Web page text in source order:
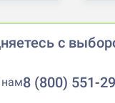
с
нам8 (800) 551-